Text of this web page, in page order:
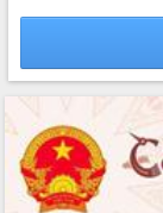
VĂN BẢN HĐND TỈNH
ĐIỂM TIN VĂN BẢN
QUY HOẠCH - KẾ HOẠCH